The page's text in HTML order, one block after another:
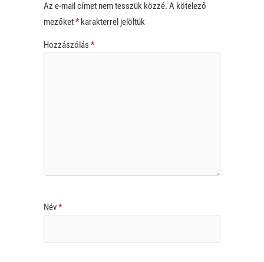
Az e-mail címet nem tesszük közzé. A kötelező
mezőket*karakterrel jelöltük
Hozzászólás *
Név*